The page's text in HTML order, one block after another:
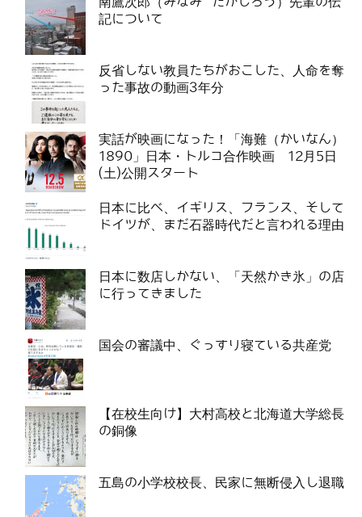
記について
反省しない教員たちがおこした、人命を奪
った事故の動画3年分
実話が映画になった！「海難（かいなん）
1890」日本・トルコ合作映画 12月5日
(土)公開スタート
日本に比べ、イギリス、フランス、そして
ドイツが、まだ石器時代だと言われる理由
日本に数店しかない、「天然かき氷」の店
に行ってきました
国会の審議中、ぐっすり寝ている共産党
【在校生向け】大村高校と北海道大学総長
の銅像
五島の小学校校長、民家に無断侵入し退職